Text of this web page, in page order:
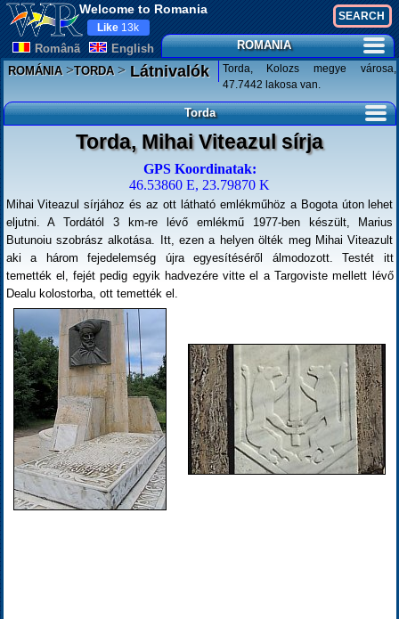
Welcome to Romania
Românã English
Like 13k
ROMANIA
ROMÁNIA>TORDA>Látnivalók
Torda, Kolozs megye városa,
47.7442 lakosa van.
Torda
Torda, Mihai Viteazul sírja
GPS Koordinatak:
46.53860 E, 23.79870 K
Mihai Viteazul sírjához és az ott látható emlékműhöz a Bogota úton lehet
eljutni. A Tordától 3 km-re lévő emlékmű 1977-ben készült, Marius
Butunoiu szobrász alkotása. Itt, ezen a helyen ölték meg Mihai Viteazult
aki a három fejedelemség újra egyesítéséről álmodozott. Testét itt
temették el, fejét pedig egyik hadvezére vitte el a Targoviste mellett lévő
Dealu kolostorba, ott temették el.